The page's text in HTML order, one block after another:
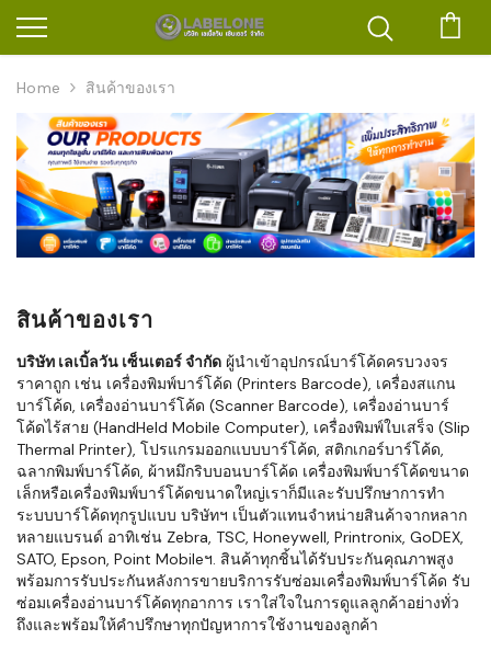
Home สินค้าของเรา
สินค้าของเรา
บริษัท เลเบิ้ลวัน เซ็นเตอร์ จำกัด ผู้นำเข้าอุปกรณ์บาร์โค้ดครบวงจร
ราคาถูก เช่น เครื่องพิมพ์บาร์โค้ด (Printers Barcode), เครื่องสแกน
บาร์โค้ด, เครื่องอ่านบาร์โค้ด (Scanner Barcode), เครื่องอ่านบาร์
โค้ดไร้สาย (HandHeld Mobile Computer), เครื่องพิมพ์ใบเสร็จ (Slip
Thermal Printer), โปรแกรมออกแบบบาร์โค้ด, สติกเกอร์บาร์โค้ด,
ฉลากพิมพ์บาร์โค้ด, ผ้าหมึกริบบอนบาร์โค้ด เครื่องพิมพ์บาร์โค้ดขนาด
เล็กหรือเครื่องพิมพ์บาร์โค้ดขนาดใหญ่เราก็มีและรับปรึกษาการทำ
ระบบบาร์โค้ดทุกรูปแบบ บริษัทฯ เป็นตัวแทนจำหน่ายสินค้าจากหลาก
หลายแบรนด์ อาทิเช่น Zebra, TSC, Honeywell, Printronix, GoDEX,
SATO, Epson, Point Mobileฯ. สินค้าทุกชิ้นได้รับประกันคุณภาพสูง
พร้อมการรับประกันหลังการขายบริการรับซ่อมเครื่องพิมพ์บาร์โค้ด รับ
ซ่อมเครื่องอ่านบาร์โค้ดทุกอาการ เราใส่ใจในการดูแลลูกค้าอย่างทั่ว
ถึงและพร้อมให้คำปรึกษาทุกปัญหาการใช้งานของลูกค้า